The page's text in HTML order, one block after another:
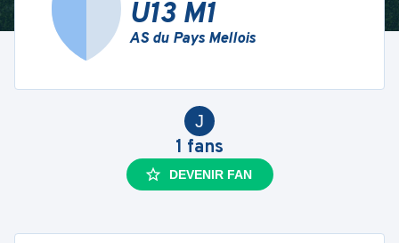
U13 M1
AS du Pays Mellois
J
1 fans
DEVENIR FAN